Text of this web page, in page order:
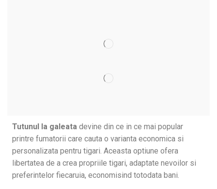
Tutunul la galeata devine din ce in ce mai popular
printre fumatorii care cauta o varianta economica si
personalizata pentru tigari. Aceasta optiune ofera
libertatea de a crea propriile tigari, adaptate nevoilor si
preferintelor fiecaruia, economisind totodata bani.